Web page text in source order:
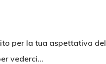
per la tua aspettativa del
vederci…